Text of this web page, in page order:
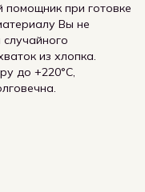
помощник при готовке
Вы не
из хлопка.
до +220°С,